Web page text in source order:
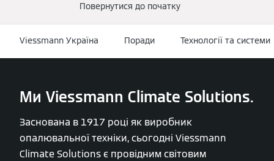
Повернутися до початку
Viessmann Україна Поради Технології та системи
Ми Viessmann Climate Solutions.
Заснована в 1917 році як виробник
опалювальної техніки, сьогодні Viessmann
Climate Solutions є провідним світовим